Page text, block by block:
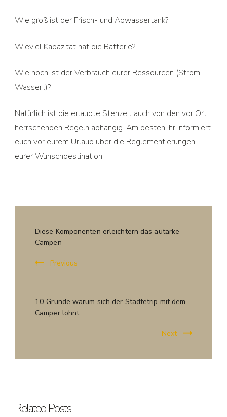
Wie groß ist der Frisch- und Abwassertank?
Wieviel Kapazität hat die Batterie?
Wie hoch ist der Verbrauch eurer Ressourcen (Strom,
Wasser..)?
Natürlich ist die erlaubte Stehzeit auch von den vor Ort
herrschenden Regeln abhängig. Am besten ihr informiert
euch vor eurem Urlaub über die Reglementierungen
eurer Wunschdestination.
Diese Komponenten erleichtern das autarke
Campen
Previous
10 Gründe warum sich der Städtetrip mit dem
Camper lohnt
Next
Related Posts